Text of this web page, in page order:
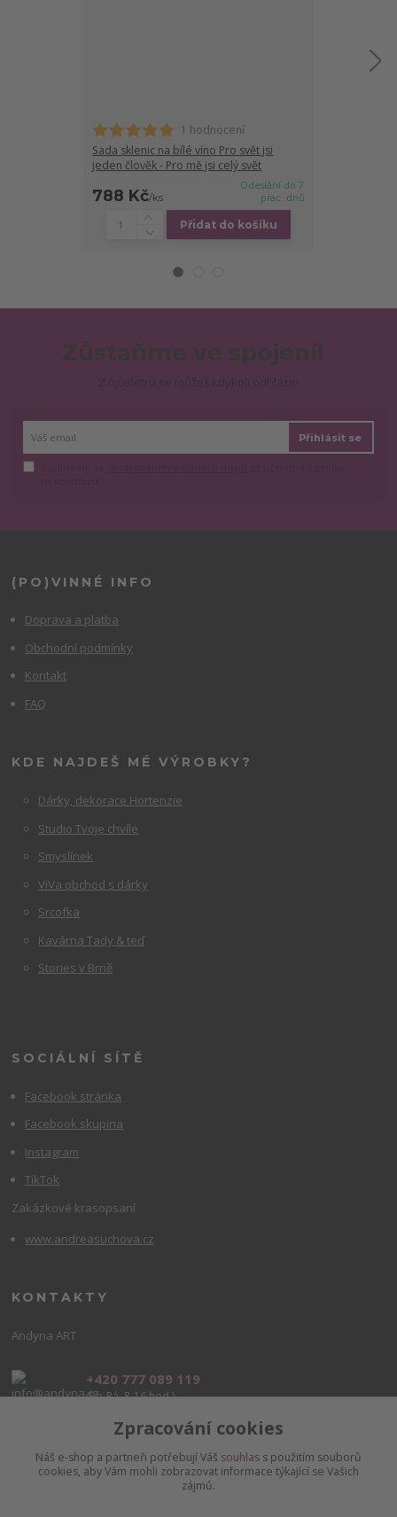
1 hodnocení
Sada sklenic na bílé víno Pro svět jsi
jeden člověk - Pro mě jsi celý svět
788 Kč/ks
Odeslání do 7
prac. dnů
Přidat do košíku
Přihlásit se
(PO)VINNÉ INFO
Doprava a platba
Obchodní podmínky
Kontakt
FAQ
KDE NAJDEŠ MÉ VÝROBKY?
Dárky, dekorace Hortenzie
Studio Tvoje chvíle
Smyslínek
ViVa obchod s dárky
Srcofka
Kavárna Tady & teď
Stories v Brně
SOCIÁLNÍ SÍTĚ
Facebook stránka
Facebook skupina
Instagram
TikTok
Zakázkové krasopsaní
www.andreasuchova.cz
KONTAKTY
Andyna ART
+420 777 089 119
(Po-Pá, 8-16 hod.)
info@andyna.czZpracování cookies
Náš e-shop a partneři potřebují Váš souhlas s použitím souborů
cookies, aby Vám mohli zobrazovat informace týkající se Vašich
zájmů.